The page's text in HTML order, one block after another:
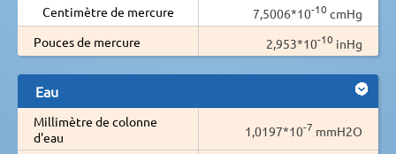
Centimètre de mercure
7,5006*10-10 cmHg
Pouces de mercure
2,953*10-10 inHg
Eau
Millimètre de colonne
d'eau
1,0197*10-7 mmH2O